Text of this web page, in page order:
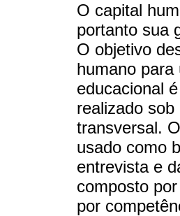
O capital
portanto sua
O objetivo
humano para
educacional
realizado
transversal.
usado como
entrevista e
composto
por